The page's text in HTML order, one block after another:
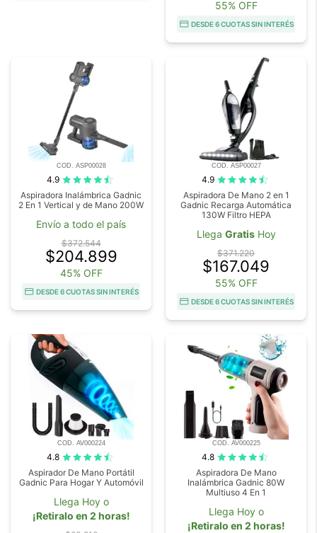
55% OFF
DESDE 6 CUOTAS SIN INTERÉS
COD. ASP00028
4.9
Aspiradora Inalámbrica Gadnic
2 En 1 Vertical y de Mano 200W
Envío a todo el país
$372.544
$204.899
45% OFF
DESDE 6 CUOTAS SIN INTERÉS
COD. ASP00027
4.9
Aspiradora De Mano 2 en 1
Gadnic Recarga Automática
130W Filtro HEPA
Llega GratisHoy
$371.220
$167.049
55% OFF
DESDE 6 CUOTAS SIN INTERÉS
COD. AV000224
4.8
Aspirador De Mano Portátil
Gadnic Para Hogar Y Automóvil
Llega Hoy o
¡Retiralo en 2 horas!
COD. AV000225
4.8
Aspiradora De Mano
Inalámbrica Gadnic 80W
Multiuso 4 En 1
Llega Hoy o
¡Retiralo en 2 horas!